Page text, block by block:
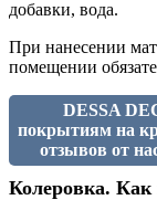
добавки, вода.
При нанесении
помещении
DESSA
покрытиям на
отзывов от
Колеровка. Как